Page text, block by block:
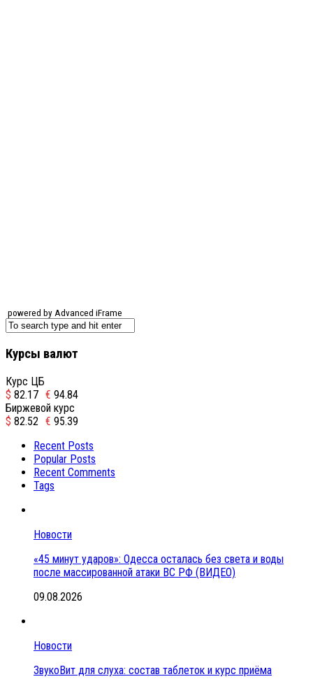
powered by Advanced iFrame
Курсы валют
Курс ЦБ
$ 82.17 € 94.84
Биржевой курс
$ 82.52 € 95.39
Recent Posts
Popular Posts
Recent Comments
Tags
Новости
«45 минут ударов»: Одесса осталась без света и воды
после массированной атаки ВС РФ (ВИДЕО)
09.08.2026
Новости
ЗвукоВит для слуха: состав таблеток и курс приёма